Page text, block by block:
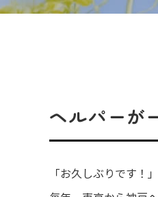
ヘルパーが
「お久しぶりです！」